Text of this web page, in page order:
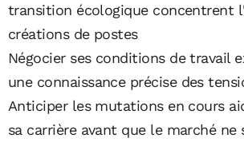
transition écologique concentrent
créations de postes
Négocier ses conditions de travail
une connaissance précise des
Anticiper les mutations en cours
sa carrière avant que le marché ne